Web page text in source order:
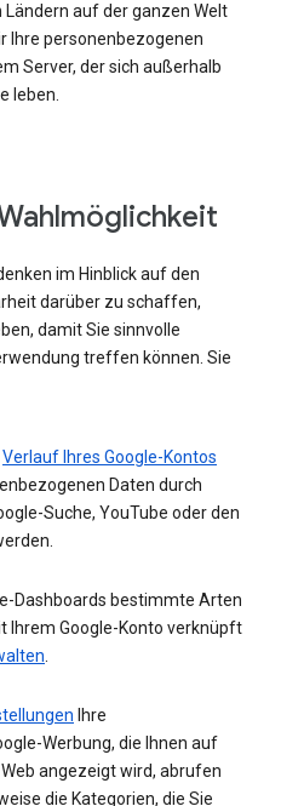
Ländern auf der ganzen Welt
Ihre personenbezogenen
Server, der sich außerhalb
leben.
im Hinblick auf den
darüber zu schaffen,
damit Sie sinnvolle
treffen können. Sie
Verlauf Ihres Google-Kontos
Daten durch
Suche, YouTube oder den
Dashboards bestimmte Arten
Ihrem Google-Konto verknüpft
.
Ihre
Werbung, die Ihnen auf
angezeigt wird, abrufen
die Kategorien, die Sie